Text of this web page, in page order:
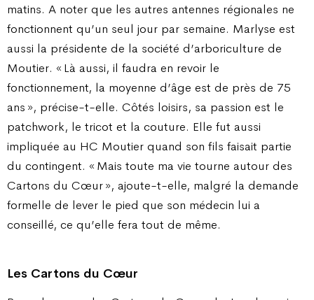
matins. A noter que les autres antennes régionales ne
fonctionnent qu’un seul jour par semaine. Marlyse est
aussi la présidente de la société d’arboriculture de
Moutier. « Là aussi, il faudra en revoir le
fonctionnement, la moyenne d’âge est de près de 75
ans », précise-t-elle. Côtés loisirs, sa passion est le
patchwork, le tricot et la couture. Elle fut aussi
impliquée au HC Moutier quand son fils faisait partie
du contingent. « Mais toute ma vie tourne autour des
Cartons du Cœur », ajoute-t-elle, malgré la demande
formelle de lever le pied que son médecin lui a
conseillé, ce qu’elle fera tout de même.
Les Cartons du Cœur